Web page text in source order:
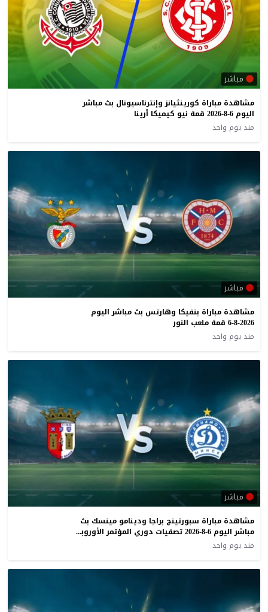
مباشر
مشاهدة مباراة كورينثيانز وإنترناسيونال بث مباشر
اليوم 6-8-2026 قمة نيو كيميكا أرينا
منذ يوم واحد
مباشر
مشاهدة مباراة بنفيكا وهارتس بث مباشر اليوم
6-8-2026 قمة ملعب النور
منذ يوم واحد
مباشر
مشاهدة مباراة سبورتينج براجا ودينامو مينسك بث
مباشر اليوم 6-8-2026 تصفيات دوري المؤتمر الأوروبي
منذ يوم واحد